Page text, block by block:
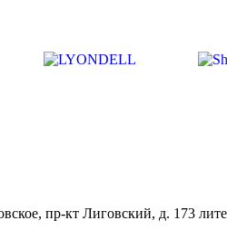
пр-кт Лиговский, д. 173